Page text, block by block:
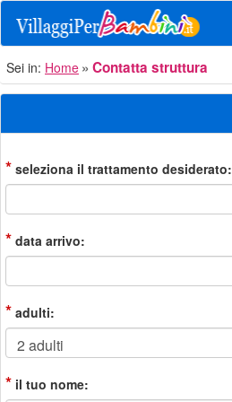
Sei in: Home Contatta struttura
* seleziona il trattamento desiderato:
* data arrivo:
* adulti:
* il tuo nome: